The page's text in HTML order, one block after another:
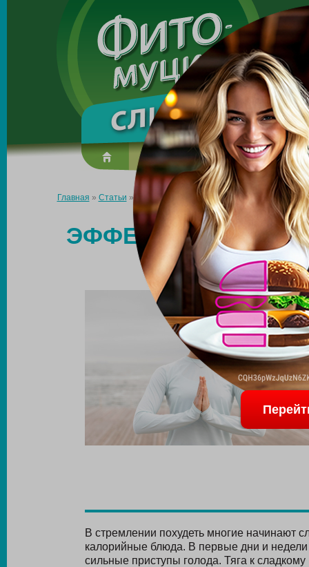
Made in the UK
О препарате Усиль эффект
Главная » Статьи »Эффективное средство, притупляющее
ЭФФЕКТИВНОЕ
В стремлении похудеть многие начинают
калорийные блюда. В первые дни и
сильные приступы голода. Тяга к